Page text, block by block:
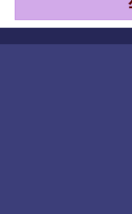
年龄在